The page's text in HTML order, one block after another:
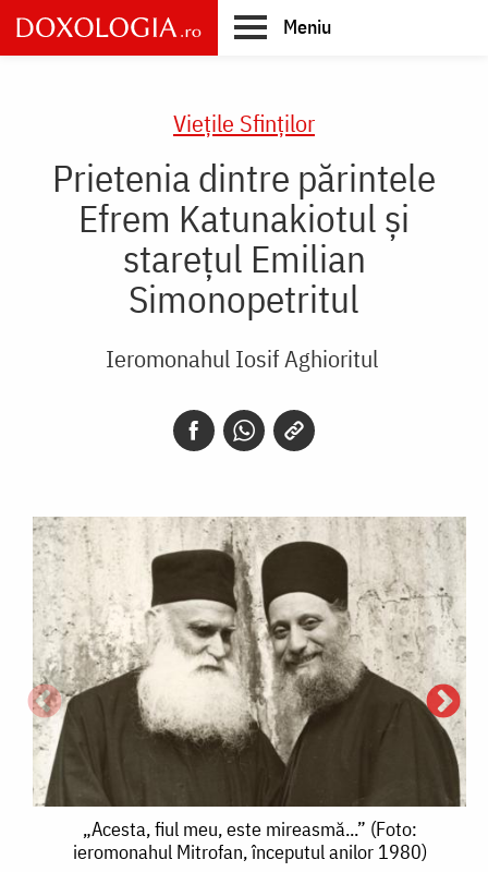
Skip
to
main
Meniu
Vieţile Sfinţilor
Prietenia dintre părintele
Efrem Katunakiotul şi
stareţul Emilian
Simonopetritul
Ieromonahul Iosif Aghioritul
„Acesta,„Acesta, fiul meu, este mireasmă...” (Foto:
ieromonahul Mitrofan, începutul anilor 1980)